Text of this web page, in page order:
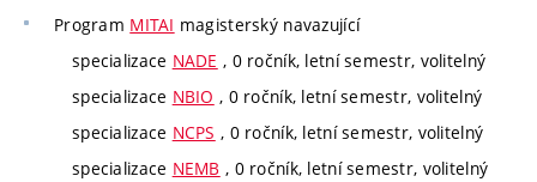
Program MITAI magisterský navazující
specializace NADE , 0 ročník, letní semestr, volitelný
specializace NBIO , 0 ročník, letní semestr, volitelný
specializace NCPS , 0 ročník, letní semestr, volitelný
specializace NEMB , 0 ročník, letní semestr, volitelný